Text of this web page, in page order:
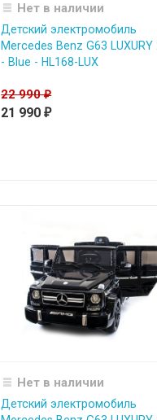
Нет в наличии
Детский электромобиль
Mercedes Benz G63 LUXURY
- Blue - HL168-LUX
22 990₽
21 990₽
Нет в наличии
Детский электромобиль